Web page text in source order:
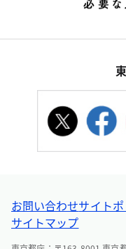
お問い合わせサイト
サイトマップ